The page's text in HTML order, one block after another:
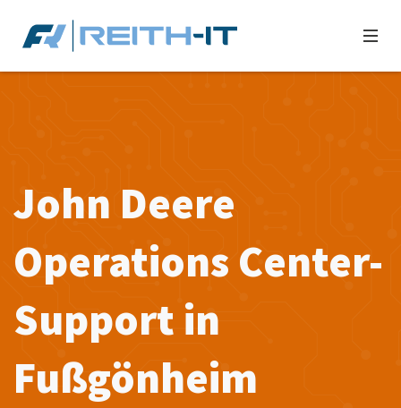
John Deere
Operations Center-
Support in
Fußgönheim